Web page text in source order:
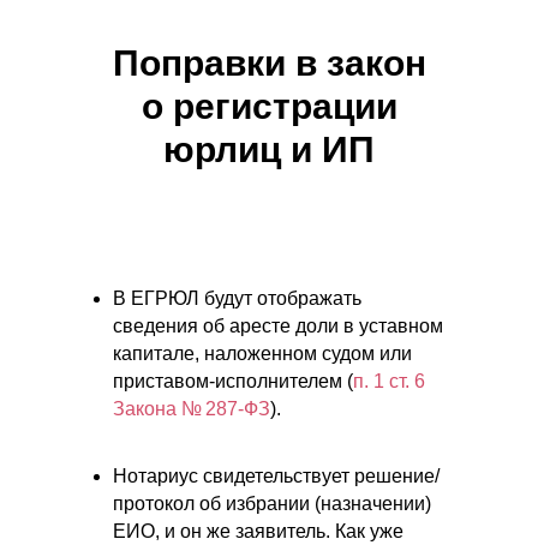
Поправки в закон
о регистрации
юрлиц и ИП
В ЕГРЮЛ будут отображать
сведения об аресте доли в уставном
капитале, наложенном судом или
приставом-исполнителем (п. 1 ст. 6
Закона № 287-ФЗ).
Нотариус свидетельствует решение/
протокол об избрании (назначении)
ЕИО, и он же заявитель. Как уже